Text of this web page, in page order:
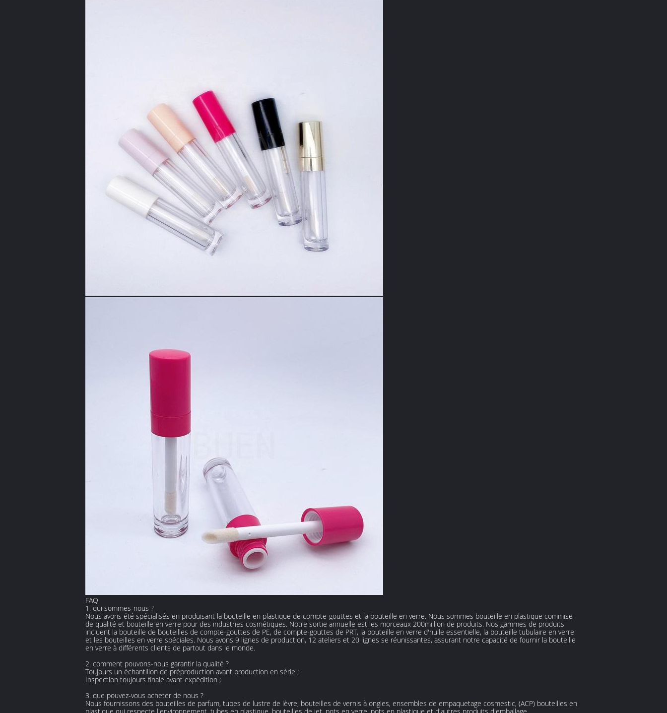
FAQ
1. qui sommes-nous ?
Nous avons été spécialisés en produisant la bouteille en plastique de compte-gouttes et la bouteille en verre. Nous sommes bouteille en plastique commise
de qualité et bouteille en verre pour des industries cosmétiques. Notre sortie annuelle est les morceaux 200million de produits. Nos gammes de produits
incluent la bouteille de bouteilles de compte-gouttes de PE, de compte-gouttes de PRT, la bouteille en verre d'huile essentielle, la bouteille tubulaire en verre
et les bouteilles en verre spéciales. Nous avons 9 lignes de production, 12 ateliers et 20 lignes se réunissantes, assurant notre capacité de fournir la bouteille
en verre à différents clients de partout dans le monde.
2. comment pouvons-nous garantir la qualité ?
Toujours un échantillon de préproduction avant production en série ;
Inspection toujours finale avant expédition ;
3. que pouvez-vous acheter de nous ?
Nous fournissons des bouteilles de parfum, tubes de lustre de lèvre, bouteilles de vernis à ongles, ensembles de empaquetage cosmestic, (ACP) bouteilles en